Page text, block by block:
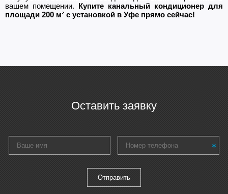
вашем помещении. Купите канальный кондиционер для
площади 200 м² с установкой в Уфе прямо сейчас!
Оставить заявку